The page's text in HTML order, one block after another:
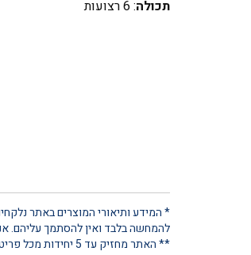
תכולה: 6 רצועות
* המידע ותיאורי המוצרים באתר
להמחשה בלבד ואין להסתמך עליהם.
** האתר מחזיק עד 5 יחידות מכל פריט במלאי. להזמנות העולות על כמות זו, נא ליצור קשר ישיר